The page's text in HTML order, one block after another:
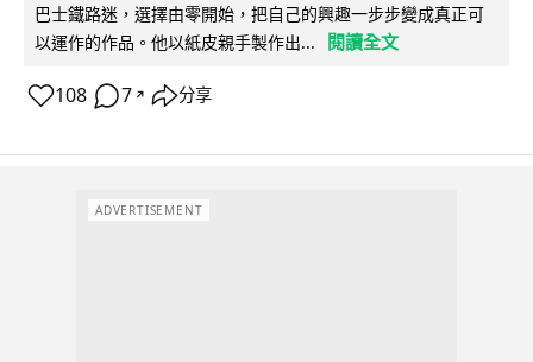
巴士鐵路迷，選擇由零開始，把自己的興趣一步步變成真正可
以運作的作品。他以紙皮親手製作出...
閱讀全文
108 7 ↗ 分享
ADVERTISEMENT